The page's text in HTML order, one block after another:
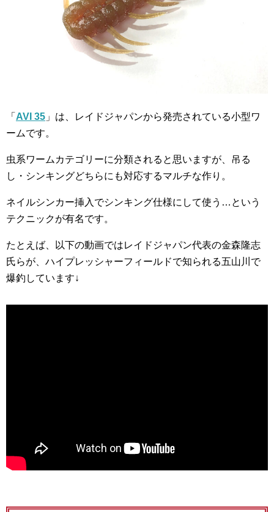
「 AVI 35 」は、レイドジャパンから発売されている小型ワ
ームです。
虫系ワームカテゴリーに分類されると思いますが、吊る
し・シンキングどちらにも対応するマルチな作り。
ネイルシンカー挿入でシンキング仕様にして使う…という
テクニックが有名です。
たとえば、以下の動画ではレイドジャパン代表の金森隆志
氏らが、ハイプレッシャーフィールドで知られる五山川で
爆釣しています↓